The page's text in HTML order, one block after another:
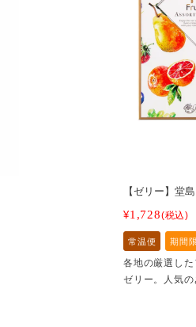
【ゼリー】堂
¥1,728 税込
常温便 期間
各地の厳選し
ゼリー。人気の